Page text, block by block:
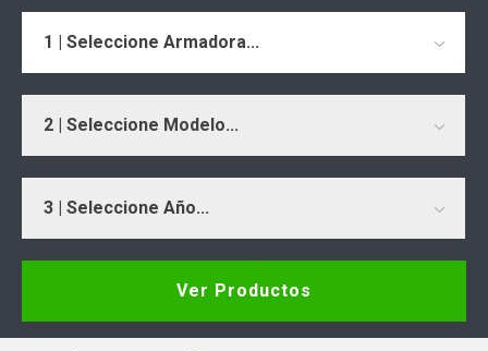
1 | Seleccione Armadora...
2 | Seleccione Modelo...
3 | Seleccione Año...
Ver Productos